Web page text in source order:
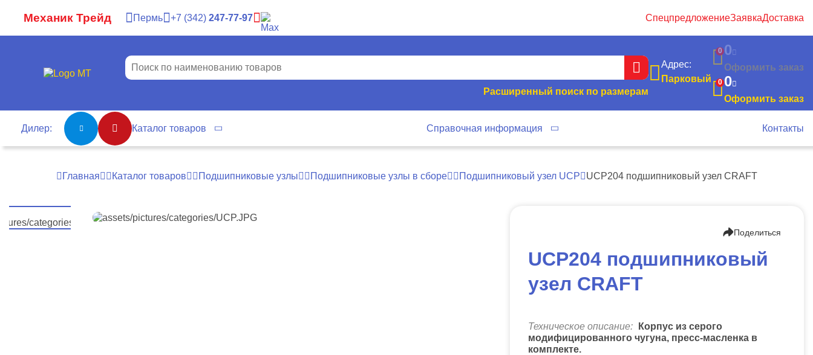
Механик Трейд Пермь 7 342 247-77-97 СпецпредложениеЗаявкаДоставка
Расширенный поиск по размерам
Адрес:
Парковый
0 0
Оформить заказ
0 0
Оформить заказ
Дилер: Каталог товаров Справочная информация Контакты
Главная Каталог товаров Подшипниковые узлы Подшипниковые узлы в сборе Подшипниковый узел UCP UCP204 подшипниковый узел CRAFT
Поделиться
UCP204 подшипниковый
узел CRAFT
Техническое описание:
Корпус из серого
модифицированного чугуна, пресс-масленка в
комплекте.